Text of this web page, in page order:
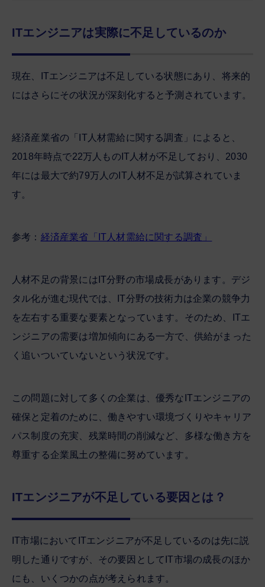
ITエンジニアは実際に不足しているのか
現在、ITエンジニアは不足している状態にあり、将来的
にはさらにその状況が深刻化すると予測されています。
経済産業省の「IT人材需給に関する調査」によると、
2018年時点で22万人ものIT人材が不足しており、2030
年には最大で約79万人のIT人材不足が試算されていま
す。
参考： 経済産業省「IT人材需給に関する調査」
人材不足の背景にはIT分野の市場成長があります。デジ
タル化が進む現代では、IT分野の技術力は企業の競争力
を左右する重要な要素となっています。そのため、ITエ
ンジニアの需要は増加傾向にある一方で、供給がまった
く追いついていないという状況です。
この問題に対して多くの企業は、優秀なITエンジニアの
確保と定着のために、働きやすい環境づくりやキャリア
パス制度の充実、残業時間の削減など、多様な働き方を
尊重する企業風土の整備に努めています。
ITエンジニアが不足している要因とは？
IT市場においてITエンジニアが不足しているのは先に説
明した通りですが、その要因としてIT市場の成長のほか
にも、いくつかの点が考えられます。